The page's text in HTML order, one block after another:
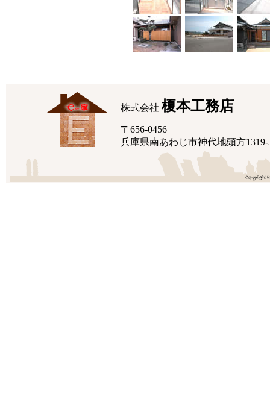
株式会社 榎本工務店
〒656-0456
兵庫県南あわじ市神代地頭方1319-